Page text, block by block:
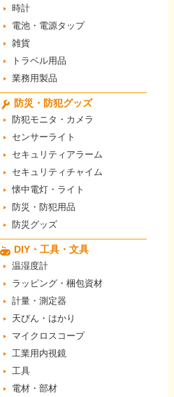
時計
電池・電源タップ
雑貨
トラベル用品
業務用製品
防災・防犯グッズ
防犯モニタ・カメラ
センサーライト
セキュリティアラーム
セキュリティチャイム
懐中電灯・ライト
防災・防犯用品
防災グッズ
DIY・工具・文具
温湿度計
ラッピング・梱包資材
計量・測定器
天びん・はかり
マイクロスコープ
工業用内視鏡
工具
電材・部材